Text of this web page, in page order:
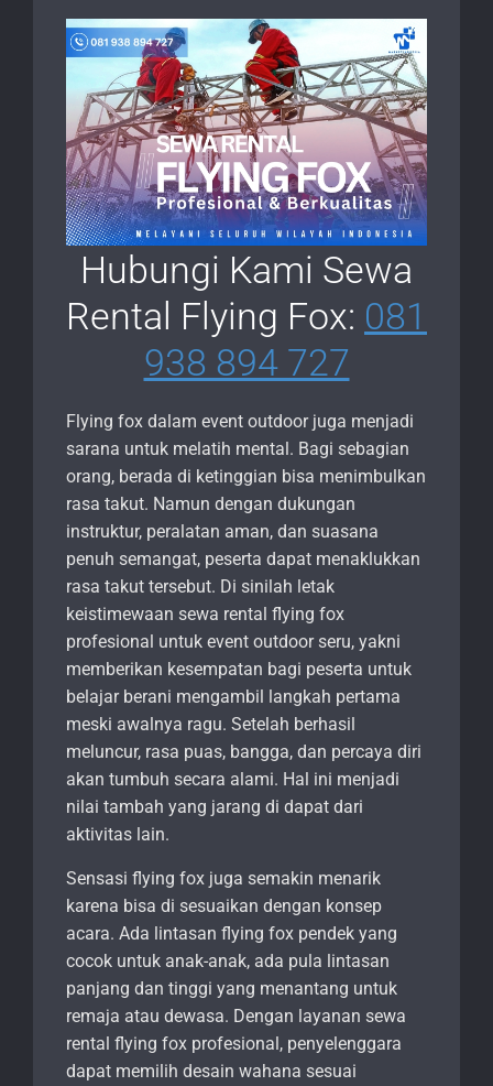
Hubungi Kami Sewa
Rental Flying Fox: 081
938 894 727
Flying fox dalam event outdoor juga menjadi
sarana untuk melatih mental. Bagi sebagian
orang, berada di ketinggian bisa menimbulkan
rasa takut. Namun dengan dukungan
instruktur, peralatan aman, dan suasana
penuh semangat, peserta dapat menaklukkan
rasa takut tersebut. Di sinilah letak
keistimewaan sewa rental flying fox
profesional untuk event outdoor seru, yakni
memberikan kesempatan bagi peserta untuk
belajar berani mengambil langkah pertama
meski awalnya ragu. Setelah berhasil
meluncur, rasa puas, bangga, dan percaya diri
akan tumbuh secara alami. Hal ini menjadi
nilai tambah yang jarang di dapat dari
aktivitas lain.
Sensasi flying fox juga semakin menarik
karena bisa di sesuaikan dengan konsep
acara. Ada lintasan flying fox pendek yang
cocok untuk anak-anak, ada pula lintasan
panjang dan tinggi yang menantang untuk
remaja atau dewasa. Dengan layanan sewa
rental flying fox profesional, penyelenggara
dapat memilih desain wahana sesuai